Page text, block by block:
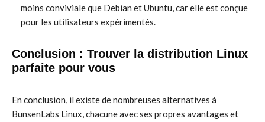
moins conviviale que Debian et Ubuntu, car elle est conçue
pour les utilisateurs expérimentés.
Conclusion : Trouver la distribution Linux
parfaite pour vous
En conclusion, il existe de nombreuses alternatives à
BunsenLabs Linux, chacune avec ses propres avantages et